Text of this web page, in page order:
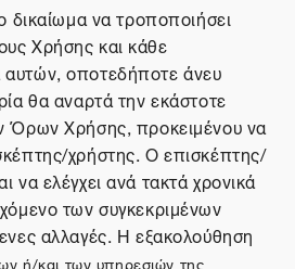
δικαίωμα να τροποποιήσει
Χρήσης και κάθε
οποτεδήποτε άνευ
θα αναρτά την εκάστοτε
Όρων Χρήσης, προκειμένου να
χρήστης. Ο επισκέπτης/
να ελέγχει ανά τακτά χρονικά
των συγκεκριμένων
αλλαγές. Η εξακολούθηση
ή/και των υπηρεσιών της